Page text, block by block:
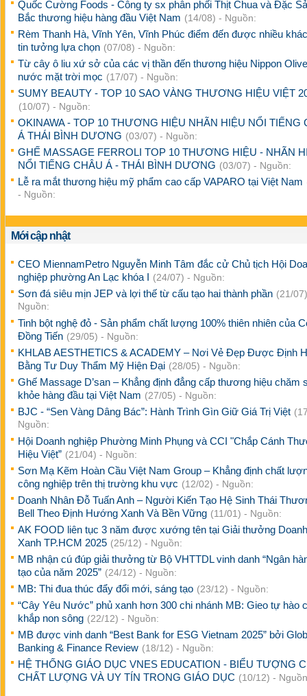
Quốc Cường Foods - Công ty sx phân phối Thịt Chua và Đặc
Bắc thương hiệu hàng đầu Việt Nam (14/08) - Nguồn:
Rèm Thanh Hà, Vĩnh Yên, Vĩnh Phúc điểm đến được nhiều
tin tưởng lựa chọn (07/08) - Nguồn:
Từ cây ô liu xứ sở của các vị thần đến thương hiệu Nippon
nước mặt trời mọc (17/07) - Nguồn:
SUMY BEAUTY - TOP 10 SAO VÀNG THƯƠNG HIỆU VIỆT
(10/07) - Nguồn:
OKINAWA - TOP 10 THƯƠNG HIỆU NHÃN HIỆU NỔI TIẾNG
Á THÁI BÌNH DƯƠNG (03/07) - Nguồn:
GHẾ MASSAGE FERROLI TOP 10 THƯƠNG HIỆU - NHÃN
NỔI TIẾNG CHÂU Á - THÁI BÌNH DƯƠNG (03/07) - Nguồn:
Lễ ra mắt thương hiệu mỹ phẩm cao cấp VAPARO tại Việt Nam
- Nguồn:
Mới cập nhật
CEO MiennamPetro Nguyễn Minh Tâm đắc cử Chủ tịch Hội
nghiệp phường An Lạc khóa I
(24/07) - Nguồn:
Sơn đá siêu mịn JEP và lợi thế từ cấu tạo hai thành phần (21/
Nguồn:
Tinh bột nghệ đỏ - Sản phẩm chất lượng 100% thiên nhiên của
Đồng Tiến (29/05) - Nguồn:
KHLAB AESTHETICS & ACADEMY – Nơi Vẻ Đẹp Được Định
Bằng Tư Duy Thẩm Mỹ Hiện Đại (28/05) - Nguồn:
Ghế Massage D’san – Khẳng định đẳng cấp thương hiệu chăm
khỏe hàng đầu tại Việt Nam (27/05) - Nguồn:
BJC - “Sen Vàng Dâng Bác”: Hành Trình Gìn Giữ Giá Trị Việt
Nguồn:
Hội Doanh nghiệp Phường Minh Phụng và CCI "Chắp Cánh
Hiệu Việt” (21/04) - Nguồn:
Sơn Mạ Kẽm Hoàn Cầu Việt Nam Group – Khẳng định chất
công nghiệp trên thị trường khu vực (12/02) - Nguồn:
Doanh Nhân Đỗ Tuấn Anh – Người Kiến Tạo Hệ Sinh Thái
Bell Theo Định Hướng Xanh Và Bền Vững (11/01) - Nguồn:
AK FOOD liên tục 3 năm được xướng tên tại Giải thưởng
Xanh TP.HCM 2025 (25/12) - Nguồn:
MB nhận cú đúp giải thưởng từ Bộ VHTTDL vinh danh “Ngân
tạo của năm 2025” (24/12) - Nguồn:
MB: Thi đua thúc đẩy đổi mới, sáng tạo (23/12) - Nguồn:
“Cây Yêu Nước” phủ xanh hơn 300 chi nhánh MB: Gieo tự hào
khắp non sông (22/12) - Nguồn:
MB được vinh danh “Best Bank for ESG Vietnam 2025” bởi
Banking & Finance Review (18/12) - Nguồn:
HỆ THỐNG GIÁO DỤC VNES EDUCATION - BIỂU TƯỢNG
CHẤT LƯỢNG VÀ UY TÍN TRONG GIÁO DỤC (10/12) -